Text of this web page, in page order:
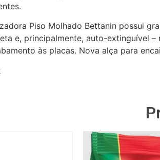
Piso Molhado Bettanin possui
e, principalmente, auto-extinguível
às placas. Nova alça para